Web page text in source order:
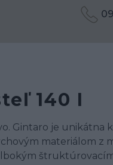
140 I
Gintaro je unikátna
materiálom z